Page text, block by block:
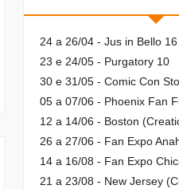
24 a 26/04 - Jus in Bello 16
23 e 24/05 - Purgatory 10
30 e 31/05 - Comic Con
05 a 07/06 - Phoenix Fan
12 a 14/06 - Boston
26 a 27/06 - Fan Expo
14 a 16/08 - Fan Expo
21 a 23/08 - New Jersey